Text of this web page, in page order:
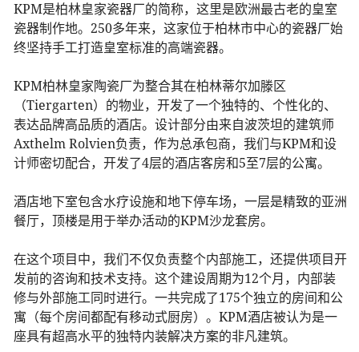
KPM是柏林皇家瓷器厂的简称，这里是欧洲最古老的皇室
瓷器制作地。250多年来，这家位于柏林市中心的瓷器厂始
终坚持手工打造皇室标准的高端瓷器。
KPM柏林皇家陶瓷厂为整合其在柏林蒂尔加滕区
（Tiergarten）的物业，开发了一个独特的、个性化的、
表达品牌高品质的酒店。设计部分由来自波茨坦的建筑师
Axthelm Rolvien负责，作为总承包商，我们与KPM和设
计师密切配合，开发了4层的酒店客房和5至7层的公寓。
酒店地下室包含水疗设施和地下停车场，一层是精致的亚洲
餐厅，顶楼是用于举办活动的KPM沙龙套房。
在这个项目中，我们不仅负责整个内部施工，还提供项目开
发前的咨询和技术支持。这个建设周期为12个月，内部装
修与外部施工同时进行。一共完成了175个独立的房间和公
寓（每个房间都配有移动式厨房）。KPM酒店被认为是一
座具有超高水平的独特内装解决方案的非凡建筑。